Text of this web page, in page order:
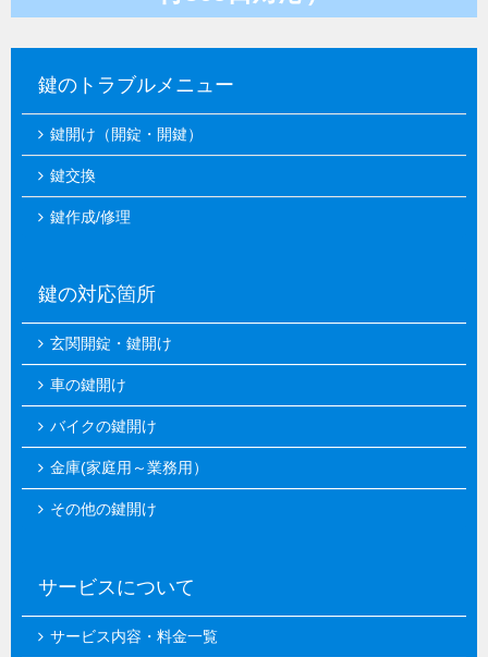
鍵のトラブルメニュー
鍵開け（開錠・開鍵）
鍵交換
鍵作成/修理
鍵の対応箇所
玄関開錠・鍵開け
車の鍵開け
バイクの鍵開け
金庫(家庭用～業務用）
その他の鍵開け
サービスについて
サービス内容・料金一覧